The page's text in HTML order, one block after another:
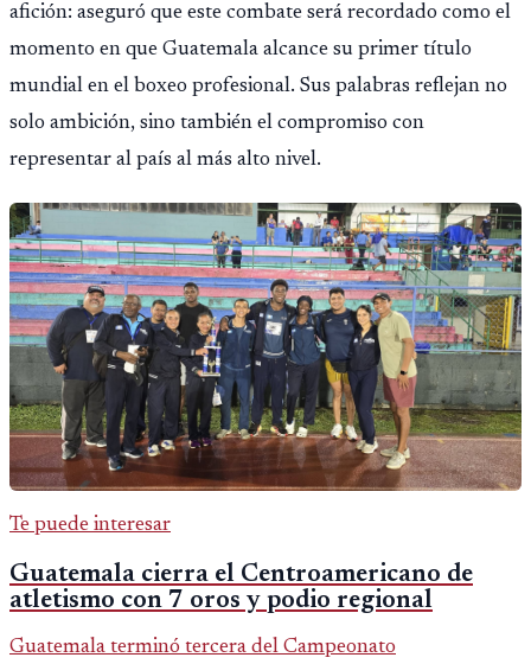
afición: aseguró que este combate será recordado como el
momento en que Guatemala alcance su primer título
mundial en el boxeo profesional. Sus palabras reflejan no
solo ambición, sino también el compromiso con
representar al país al más alto nivel.
Te puede interesar
Guatemala cierra el Centroamericano de
atletismo con 7 oros y podio regional
Guatemala terminó tercera del Campeonato